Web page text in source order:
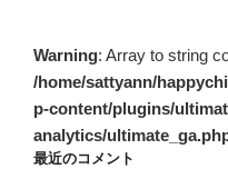
Warning: Array to string
/home/sattyann/
p-content/plugins/
analytics/
最近のコメント